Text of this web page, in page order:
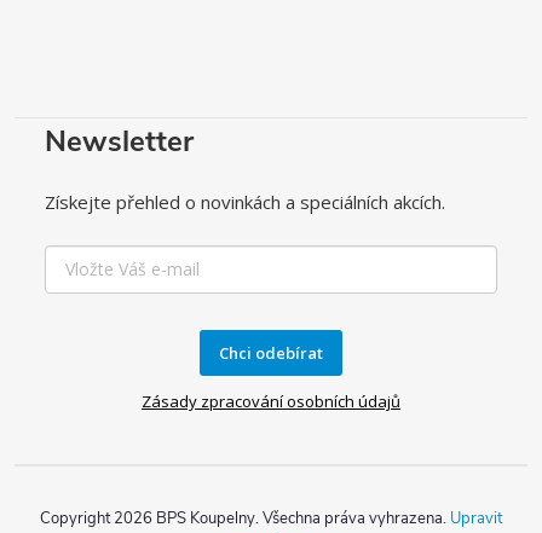
Newsletter
Získejte přehled o novinkách a speciálních akcích.
Chci odebírat
Zásady zpracování osobních údajů
Copyright 2026 BPS Koupelny. Všechna práva vyhrazena. Upravit